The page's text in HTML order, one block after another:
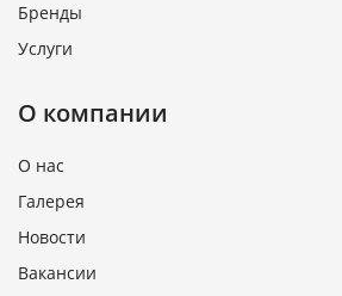
Бренды
Услуги
О компании
О нас
Галерея
Новости
Вакансии